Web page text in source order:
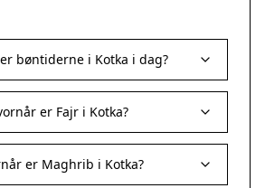
bøntiderne i Kotka i dag?
er Fajr i Kotka?
er Maghrib i Kotka?